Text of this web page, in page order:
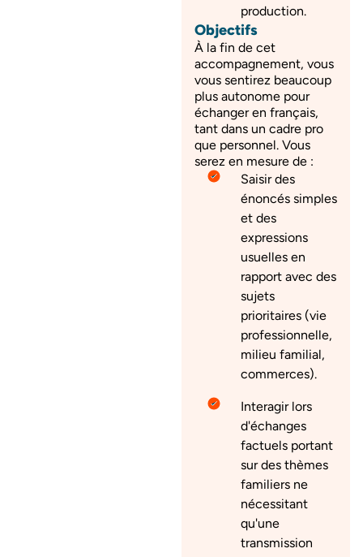
production.
Objectifs
À la fin de cet
accompagnement, vous
vous sentirez beaucoup
plus autonome pour
échanger en français,
tant dans un cadre pro
que personnel. Vous
serez en mesure de :
Saisir des
énoncés simples
et des
expressions
usuelles en
rapport avec des
sujets
prioritaires (vie
professionnelle,
milieu familial,
commerces).
Interagir lors
d'échanges
factuels portant
sur des thèmes
familiers ne
nécessitant
qu'une
transmission